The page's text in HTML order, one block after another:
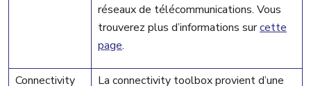
réseaux de télécommunications. Vous
trouverez plus d’informations surcette
page.
Connectivity
La connectivity toolbox provient d’une